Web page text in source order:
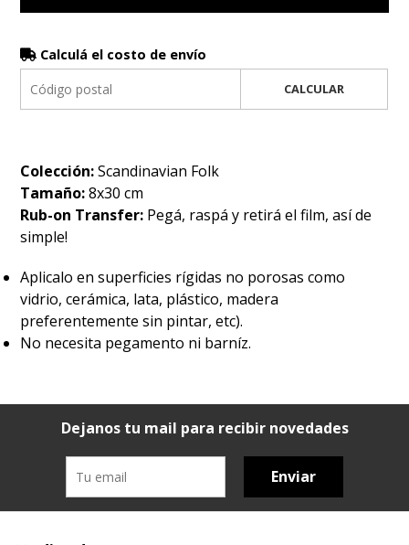
Calculá el costo de envío
CALCULAR
Colección:Scandinavian Folk
Tamaño:8x30 cm
Rub-on Transfer: Pegá, raspá y retirá el film, así de
simple!
Aplicalo en superficies rígidas no porosas como
vidrio, cerámica, lata, plástico, madera
preferentemente sin pintar, etc).
No necesita pegamento ni barníz.
Dejanos tu mail para recibir novedades
Enviar